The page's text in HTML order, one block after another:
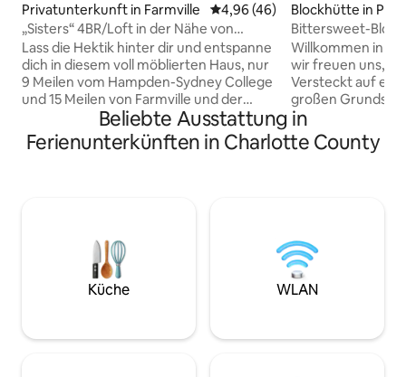
Privatunterkunft in Farmville Durchschnittliche Bewertung:
4,96 (46)
„Sisters“ 4BR/Loft in der Nähe von
Farmville & Hampden-Sydney
Lass die Hektik hinter dir und entspanne
dich in diesem voll möblierten Haus, nur
9 Meilen vom Hampden-Sydney College
und 15 Meilen von Farmville und der
Longwood University entfernt.
Eingebettet in eine ruhige,
abgeschiedene Umgebung bietet
auszuwerfen oder einfach mit der
Familie zu entspannen. Egal, ob du für
ein College-Spiel, einen Familienurlaub
oder eine ruhige Woche auf dem Land
Langzeitaufenthalte.
Blockhütte in
Bittersweet-
Willkommen in
wir freuen uns,
Versteckt auf
großen
gemütliche Hütte
deinen
Woche)
einen Gaskamin
Genieße deine
Veranda. Der
einen tollen Blick,
Sorgen hier in
Beliebte Ausstattung in
Ferienunterkünften in Charlotte County
Küche WLAN